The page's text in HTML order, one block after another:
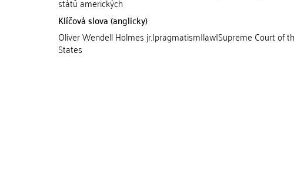
Klíčová slova (anglicky)
Oliver Wendell Holmes jr.|pragmatism|law|Supreme Court of
States